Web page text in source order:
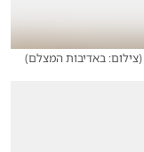
(צילום: באדיבות המצלם)